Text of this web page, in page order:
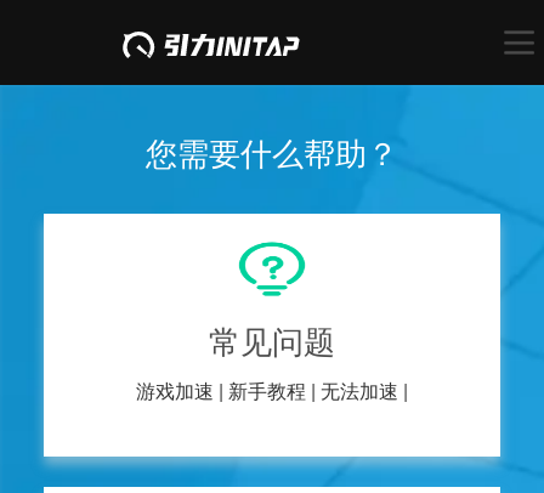
您需要什么帮助？
常见问题
游戏加速 | 新手教程 | 无法加速 |